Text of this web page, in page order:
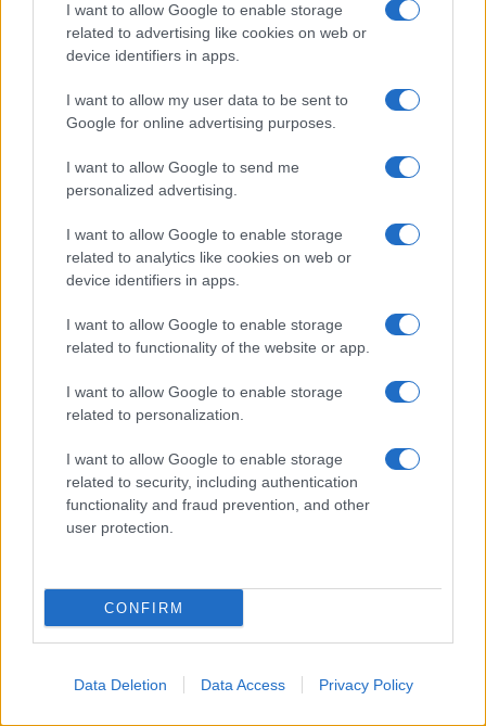
I want to allow Google to enable storage
related to advertising like cookies on web or
device identifiers in apps.
I want to allow my user data to be sent to
Google for online advertising purposes.
I want to allow Google to send me
personalized advertising.
I want to allow Google to enable storage
related to analytics like cookies on web or
device identifiers in apps.
I want to allow Google to enable storage
related to functionality of the website or app.
I want to allow Google to enable storage
related to personalization.
I want to allow Google to enable storage
related to security, including authentication
functionality and fraud prevention, and other
user protection.
CONFIRM
Data Deletion Data Access Privacy Policy
Euphoria Club Pag